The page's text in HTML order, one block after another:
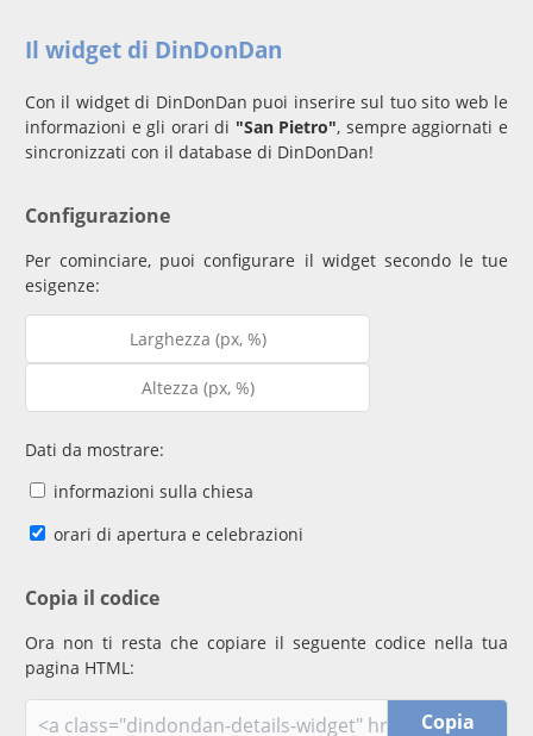
Il widget di DinDonDan
Con il widget di DinDonDan puoi inserire sul tuo sito web le
informazioni e gli orari di "San Pietro", sempre aggiornati e
sincronizzati con il database di DinDonDan!
Configurazione
Per cominciare, puoi configurare il widget secondo le tue
esigenze:
Dati da mostrare:
informazioni sulla chiesa
orari di apertura e celebrazioni
Copia il codice
Ora non ti resta che copiare il seguente codice nella tua
pagina HTML:
Copia